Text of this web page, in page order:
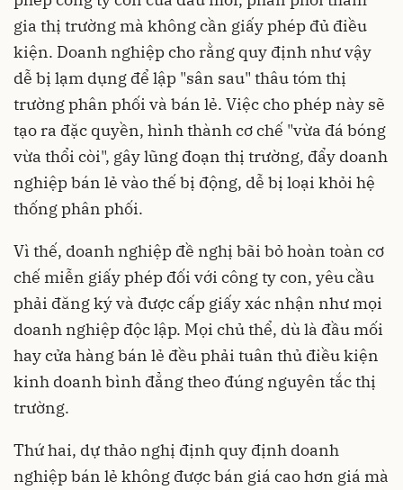
gia thị trường mà không cần giấy phép đủ điều
kiện. Doanh nghiệp cho rằng quy định như vậy
dễ bị lạm dụng để lập "sân sau" thâu tóm thị
trường phân phối và bán lẻ. Việc cho phép này sẽ
tạo ra đặc quyền, hình thành cơ chế "vừa đá bóng
vừa thổi còi", gây lũng đoạn thị trường, đẩy doanh
nghiệp bán lẻ vào thế bị động, dễ bị loại khỏi hệ
thống phân phối.
Vì thế, doanh nghiệp đề nghị bãi bỏ hoàn toàn cơ
chế miễn giấy phép đối với công ty con, yêu cầu
phải đăng ký và được cấp giấy xác nhận như mọi
doanh nghiệp độc lập. Mọi chủ thể, dù là đầu mối
hay cửa hàng bán lẻ đều phải tuân thủ điều kiện
kinh doanh bình đẳng theo đúng nguyên tắc thị
trường.
Thứ hai, dự thảo nghị định quy định doanh
nghiệp bán lẻ không được bán giá cao hơn giá mà